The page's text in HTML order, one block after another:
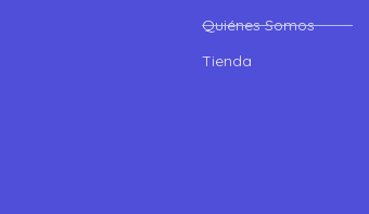
Quiénes Somos
Tienda